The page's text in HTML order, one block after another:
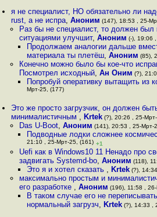
я не специалист, НО обязательно ли
rust, а не испра,Аноним (147), 18:53 , 25-
Раз бы не специалист, то должен был
ситуациями улучшит, Аноним (-), 19:06
Продолжаем аналогии дальше
материала ты плетёш, Аноним (85),
Конечно можно было бы кое-что
Посмотрел исходный, Ан Оним (?),
Попробуй оперативку вытащить из
Мрт-25, (177)
Это же просто загрузчик, он должен
минималистичным , Krtek (?), 20:26 , 25-
Das U-Boot, Аноним (141), 20:53 , 25-Мрт-
Подводные лодки сложнее
21:10 , 25-Мрт-25, (161) +1
Uefi как в Windows10 11 Ненадо про
задвигать Systemd-bo, Аноним (118),
Это я и хотел сказать , Krtek(?),
максимально простым и
его разработке , Аноним (196), 11:58 ,
В таком случае его не
нормальный загрузч, Krtek(?), 14:33 ,